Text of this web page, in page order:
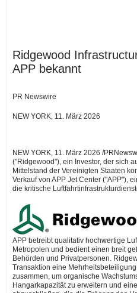
Ridgewood
APP bekannt
PR Newswire
NEW YORK, 11. März 2026
NEW YORK, 11. März 2026 /
("Ridgewood"), ein Investor, der sich
Mittelstand der Vereinigten Staaten
Verkauf von APP Jet Center ("APP"),
die kritische
APP betreibt qualitativ hochwertige
Metropolen und bedient einen breit
Behörden und Privatpersonen.
Transaktion eine
zusammen, um organische
Hangarkapazität zu erweitern und